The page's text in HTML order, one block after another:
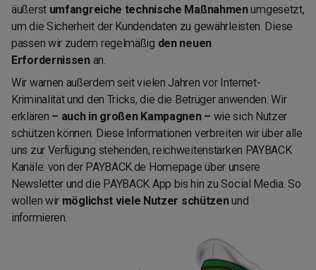
äußerst umfangreiche technische Maßnahmenumgesetzt,
um die Sicherheit der Kundendaten zu gewährleisten. Diese
passen wir zudem regelmäßig den neuen
Erfordernissenan.
Wir warnen außerdem seit vielen Jahren vor Internet-
Kriminalität und den Tricks, die die Betrüger anwenden. Wir
erklären – auch in großen Kampagnen – wie sich Nutzer
schützen können. Diese Informationen verbreiten wir über alle
uns zur Verfügung stehenden, reichweitenstarken PAYBACK
Kanäle: von der PAYBACK.de Homepage über unsere
Newsletter und die PAYBACK App bis hin zu Social Media. So
wollen wir möglichst viele Nutzer schützenund
informieren.